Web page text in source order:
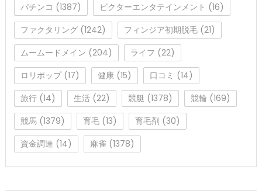
パチンコ (1387) ビクターエンタテインメント (16)
ファクタリング(1242) フィンジア初期脱毛(21)
ムームードメイン (204) ライフ (22)
ロリポップ(17) 健康(15) 口コミ (14)
旅行(14) 生活(22) 競艇 (1378) 競輪 (169)
競馬(1379) 育毛(13) 育毛剤 (30)
資金調達 (14) 麻雀 (1378)